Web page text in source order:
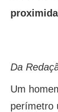
Da
Um
perímetro